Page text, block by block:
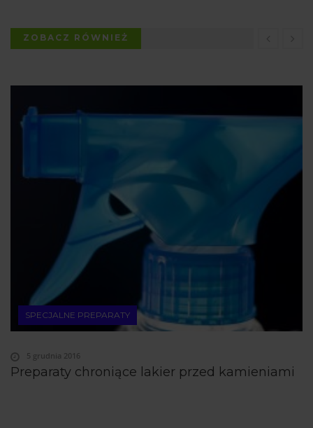
ZOBACZ RÓWNIEŻ
SPECJALNE PREPARATY
Preparaty chroniące lakier przed kamieniami
5 grudnia 2016